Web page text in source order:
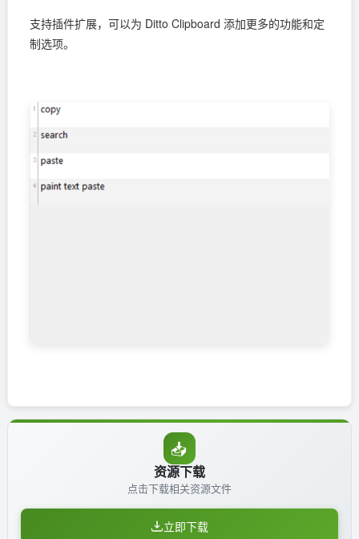
支持插件扩展，可以为 Ditto Clipboard 添加更多的功能和定
制选项。
📥
资源下载
点击下载相关资源文件
立即下载